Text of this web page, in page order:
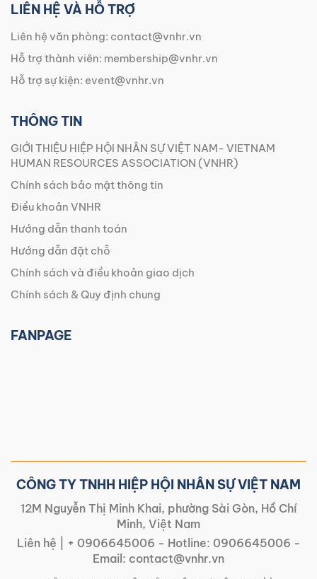
LIÊN HỆ VÀ HỖ TRỢ
Liên hệ văn phòng: contact@vnhr.vn
Hỗ trợ thành viên: membership@vnhr.vn
Hỗ trợ sự kiện: event@vnhr.vn
THÔNG TIN
GIỚI THIỆU HIỆP HỘI NHÂN SỰ VIỆT NAM- VIETNAM
HUMAN RESOURCES ASSOCIATION (VNHR)
Chính sách bảo mật thông tin
Điều khoản VNHR
Hướng dẫn thanh toán
Hướng dẫn đặt chỗ
Chính sách và điều khoản giao dịch
Chính sách & Quy định chung
FANPAGE
CÔNG TY TNHH HIỆP HỘI NHÂN SỰ VIỆT NAM
12M Nguyễn Thị Minh Khai, phường Sài Gòn, Hồ Chí
Minh, Việt Nam
Liên hệ |
+ 0906645006 - Hotline: 0906645006 -
Email: contact@vnhr.vn